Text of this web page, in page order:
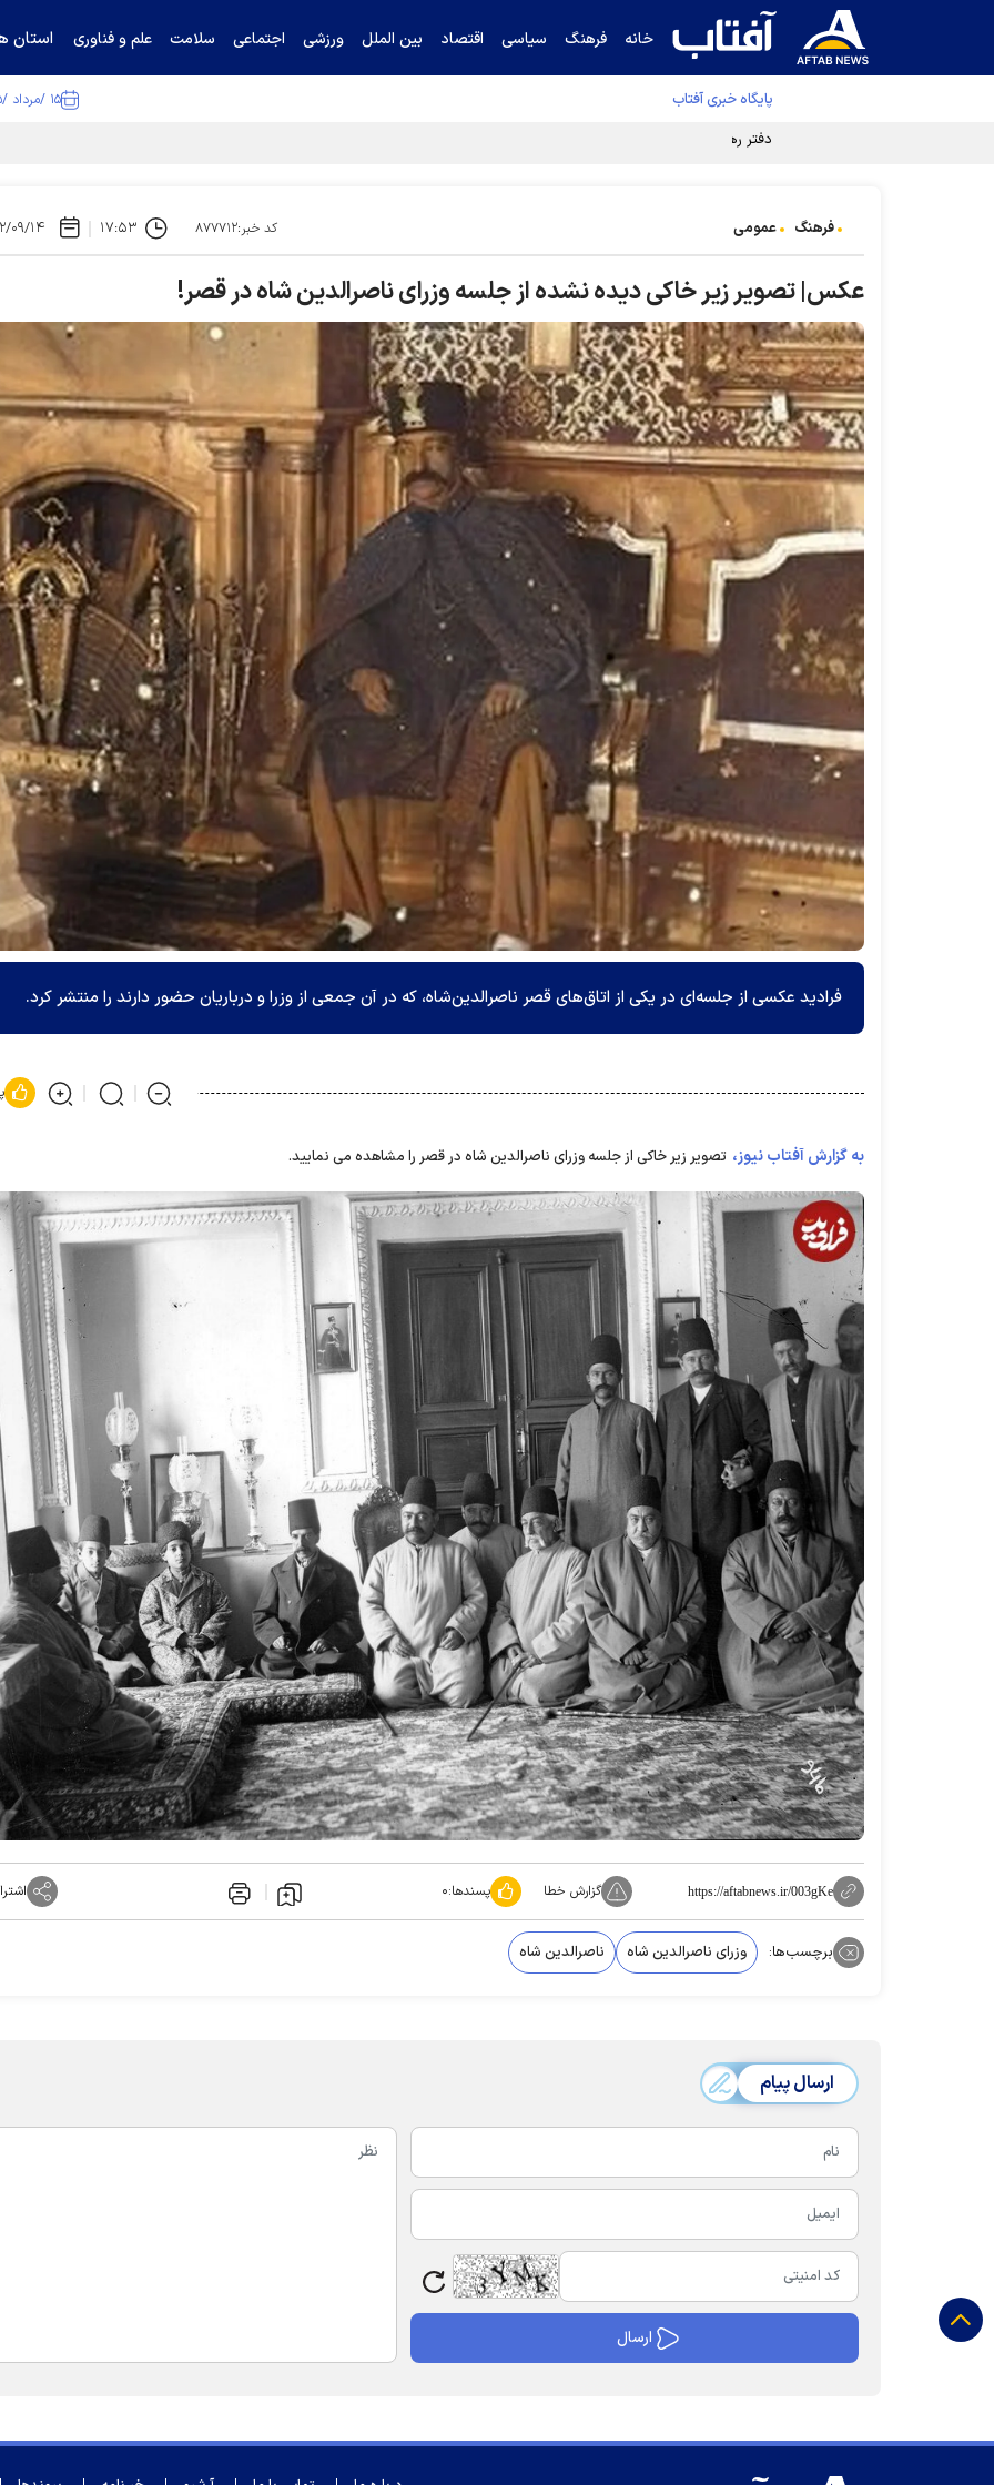
خانه فرهنگ سیاسی اقتصاد بین الملل ورزشی اجتماعی سلامت علم و فناوری استان
پایگاه خبری آفتاب ۱۵ /مرداد /۱۴۰۵
دفتر رهبر انقلاب ادعای خرازی درباره پزشکیان را تکذیب کرد
فرهنگ عمومی کد خبر:۸۷۷۷۱۲ ۱۷:۵۳ ۱۴۰۲/
عکس| تصویر زیر خاکی دیده نشده از جلسه وزرای ناصرالدین شاه در قصر!
فرادید عکسی از جلسه‌ای در یکی از اتاق‌های قصر ناصرالدین‌شاه، که در آن جمعی از وزرا و درباریان حضور دارند را منتشر کرد.
به گزارش آفتاب نیوز، تصویر زیر خاکی از جلسه وزرای ناصرالدین شاه در قصر را مشاهده می نمایید.
https://aftabnews.ir/003gKe گزارش خطا پسندها:۰
برچسب‌ها: وزرای ناصرالدین شاه ناصرالدین شاه
ارسال پیام